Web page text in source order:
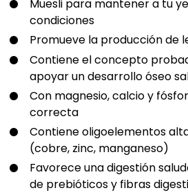
Muesli para mantener a tu
condiciones
Promueve la producción de
Contiene el concepto
apoyar un desarrollo óseo
Con magnesio, calcio y
correcta
Contiene oligoelementos
(cobre, zinc, manganeso)
Favorece una digestión
de prebióticos y fibras